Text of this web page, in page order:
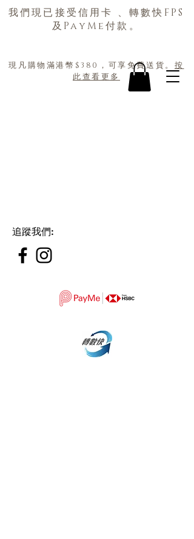
現凡購物滿港幣$380，可享免費送貨。 按
此查看更多
我們現已接受信用卡 、轉數快FPS
及PayMe付款。
追蹤我們: